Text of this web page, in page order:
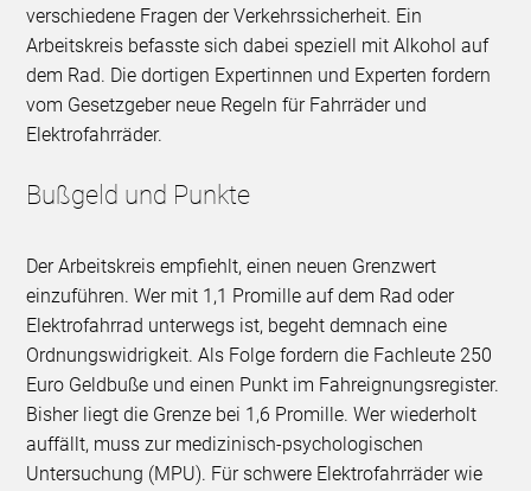
verschiedene Fragen der Verkehrssicherheit. Ein
Arbeitskreis befasste sich dabei speziell mit Alkohol auf
dem Rad. Die dortigen Expertinnen und Experten fordern
vom Gesetzgeber neue Regeln für Fahrräder und
Elektrofahrräder.
Bußgeld und Punkte
Der Arbeitskreis empfiehlt, einen neuen Grenzwert
einzuführen. Wer mit 1,1 Promille auf dem Rad oder
Elektrofahrrad unterwegs ist, begeht demnach eine
Ordnungswidrigkeit. Als Folge fordern die Fachleute 250
Euro Geldbuße und einen Punkt im Fahreignungsregister.
Bisher liegt die Grenze bei 1,6 Promille. Wer wiederholt
auffällt, muss zur medizinisch-psychologischen
Untersuchung (MPU). Für schwere Elektrofahrräder wie